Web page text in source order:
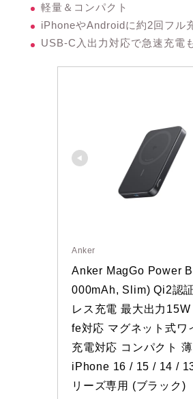
軽量＆コンパクト
iPhoneやAndroidに約2回フル
USB-C入出力対応で急速充電
Anker
Anker MagGo Power
000mAh, Slim) Qi2認
レス充電 最大出力
fe対応 マグネット式ワ
充電対応 コンパクト
iPhone 16 / 15 / 14 /
リーズ専用 (ブラック)